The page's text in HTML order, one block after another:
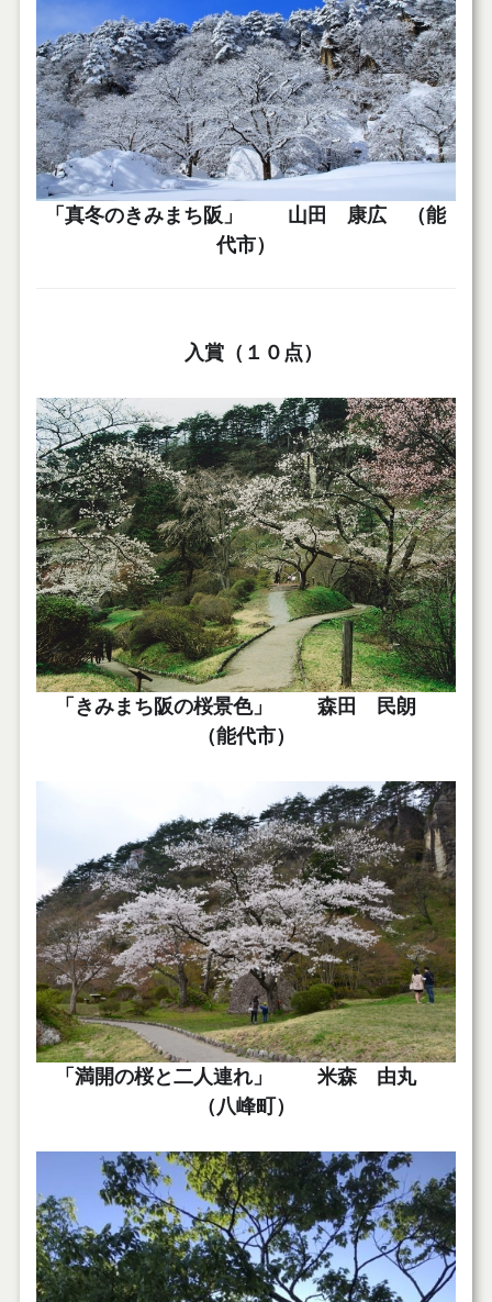
「真冬のきみまち阪」 山田 康広 （能
代市）
入賞（１０点）
「きみまち阪の桜景色」 森田 民朗
（能代市）
「満開の桜と二人連れ」 米森 由丸
（八峰町）